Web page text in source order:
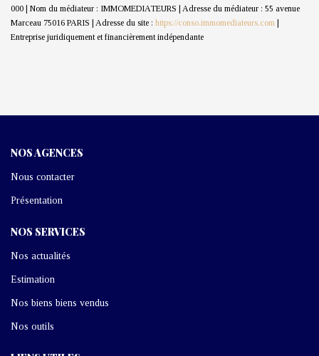
000 | Nom du médiateur : IMMOMEDIATEURS | Adresse du médiateur : 55 avenue
Marceau 75016 PARIS | Adresse du site : https://conso.immomediateurs.com |
Entreprise juridiquement et financièrement indépendante
NOS AGENCES
Nous contacter
Présentation
NOS SERVICES
Nos actualités
Estimation
Nos biens biens vendus
Nos outils